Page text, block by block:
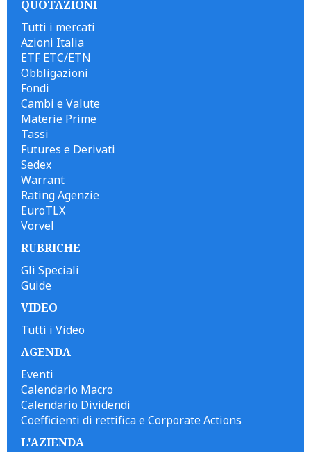
QUOTAZIONI
Tutti i mercati
Azioni Italia
ETF ETC/ETN
Obbligazioni
Fondi
Cambi e Valute
Materie Prime
Tassi
Futures e Derivati
Sedex
Warrant
Rating Agenzie
EuroTLX
Vorvel
RUBRICHE
Gli Speciali
Guide
VIDEO
Tutti i Video
AGENDA
Eventi
Calendario Macro
Calendario Dividendi
Coefficienti di rettifica e Corporate Actions
L'AZIENDA